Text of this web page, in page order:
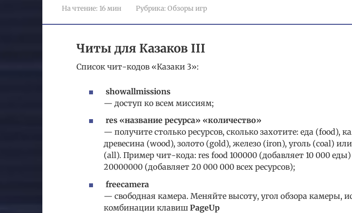
На чтение: 16 мин Рубрика: Обзоры игр
Читы для Казаков III
Список чит-кодов «Казаки 3»:
showallmissions
— доступ ко всем миссиям;
res «название ресурса» «количество»
— получите столько ресурсов, сколько захотите: еда (food),
древесина (wood), золото (gold), железо (iron), уголь (coal)
(all). Пример чит-кода: res food 100000 (добавляет 10 000
20000000 (добавляет 20 000 000 всех ресурсов);
freecamera
— свободная камера. Меняйте высоту, угол обзора камеры,
комбинации клавиш PageUp